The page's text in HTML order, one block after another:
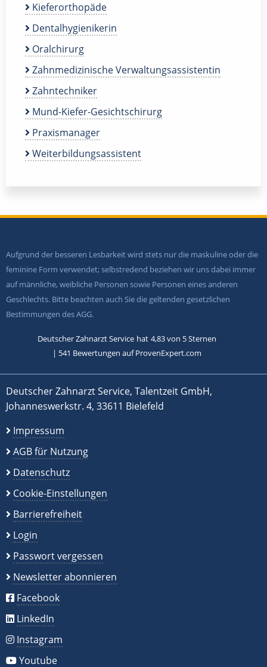
Kieferorthopäde
Dentalhygienikerin
Oralchirurg
Zahnmedizinische Verwaltungsassistentin
Zahntechniker
Mund-Kiefer-Gesichtschirurg
Praxismanager
Weiterbildungsassistent
Aufgrund der besseren Lesbarkeit wird stets nur die maskuline oder die
feminine Form verwendet; selbstredend beziehen wir uns dabei immer
auf männliche, weibliche Personen sowie Personen eines anderen
Geschlechts. Bitte beachten auch Sie die geltenden gesetzlichen
Bestimmungen des AGG.
Deutscher Zahnarzt Service hat 4,83von 5Sternen
| 541 Bewertungen auf ProvenExpert.com
Deutscher Zahnarzt Service, Talentzeit GmbH,
Johanneswerkstr. 4, 33611 Bielefeld
Impressum
AGB für Nutzung
Datenschutz
Cookie-Einstellungen
Barrierefreiheit
Login
Passwort vergessen
Newsletter abonnieren
Facebook
LinkedIn
Instagram
Youtube